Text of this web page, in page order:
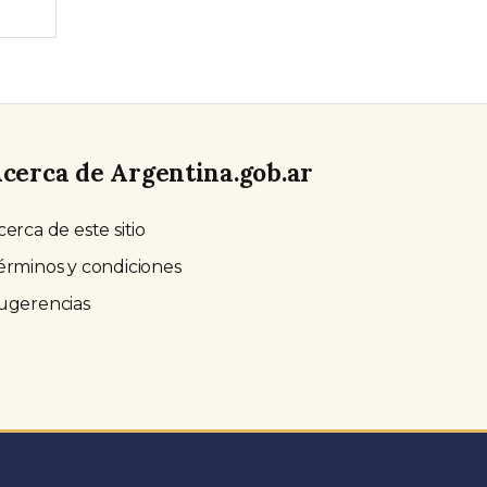
de Argentina.gob.ar
de este sitio
y condiciones